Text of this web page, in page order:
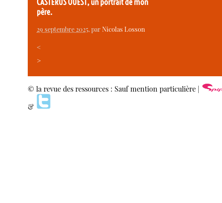
père.
29 septembre 2025, parNicolas Losson
<
>
© la revue des ressources : Sauf mention particulière |
&